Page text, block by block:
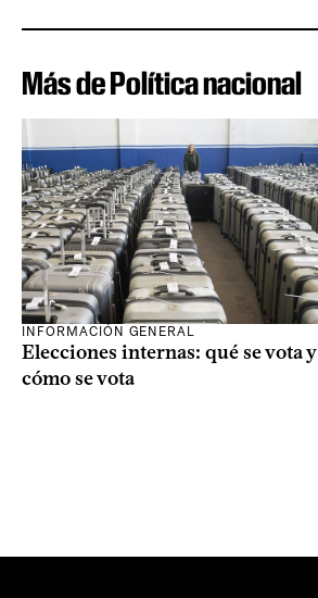
Más de Política nacional
INFORMACIÓN GENERAL
Elecciones internas: qué se vota y
cómo se vota